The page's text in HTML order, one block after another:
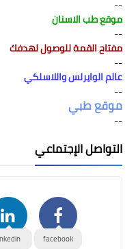
--
موقع طب الاسنان
--
مفتاح القمة للوصول لهدفك
--
عالم الوايرلس واللاسلكي
--
موقع طبي
--
التواصل الإجتماعي
facebook